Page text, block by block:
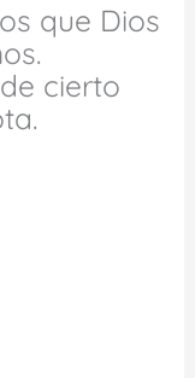
que Dios
cierto